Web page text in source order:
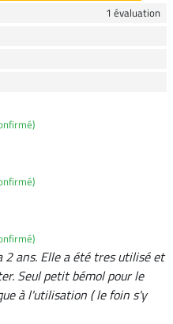
1 évaluation
ans. Elle a été tres utilisé et
Seul petit bémol pour le
à l'utilisation ( le foin s'y